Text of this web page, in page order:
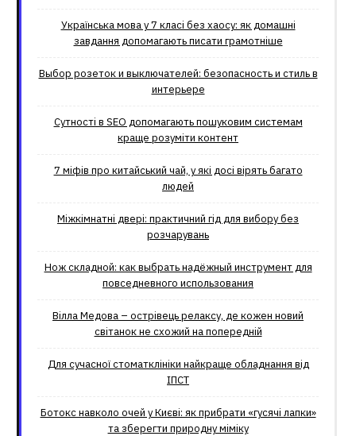
Українська мова у 7 класі без хаосу: як домашні
завдання допомагають писати грамотніше
Выбор розеток и выключателей: безопасность и стиль в
интерьере
Сутності в SEO допомагають пошуковим системам
краще розуміти контент
7 міфів про китайський чай, у які досі вірять багато
людей
Міжкімнатні двері: практичний гід для вибору без
розчарувань
Нож складной: как выбрать надёжный инструмент для
повседневного использования
Вілла Медова – острівець релаксу, де кожен новий
світанок не схожий на попередній
Для сучасної стоматклініки найкраще обладнання від
ІПСТ
Ботокс навколо очей у Києві: як прибрати «гусячі лапки»
та зберегти природну міміку